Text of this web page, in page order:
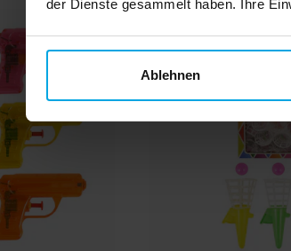
der Dienste gesammelt haben. Ihre
Ablehnen
Wer die Pokémon-Deko noch erweitern
kleine Süßigkeiten und weitere Dekoartikel
Design! Im Set für 8 Gäste enthalten: ✔️ 8
cm ✔️ 8 Pappbecher, 200 ml ✔️ 20
33 x 33 cm ✔️ 1 rote Kunststoff-Tischdecke,
✔️ 10 gelbe Luftballons ✔️ 10 hellblaue
Im Set für 16 Gäste enthalten: ✔️ 16 Teller,
16 Pappbecher, 200 ml ✔️ 20 Pokémon
x 33 cm ✔️ 1 rote Kunststoff-Tischdecke,
✔️ 10 gelbe Luftballons ✔️ 10 hellblaue